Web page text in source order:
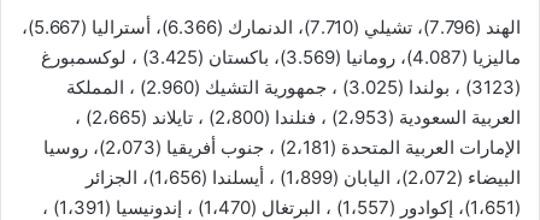
الهند (7.796)، تشيلي (7.710)، الدنمارك (6.366)، أستراليا (5.667)،
ماليزيا (4.087)، رومانيا (3.569)، باكستان (3.425) ، لوكسمبورغ
(3123) ، بولندا (3.025) ، جمهورية التشيك (2.960) ، المملكة
العربية السعودية (2،953) ، فنلندا (2،800) ، تايلاند (2،665) ،
الإمارات العربية المتحدة (2،181) ، جنوب أفريقيا (2،073)، روسيا
البيضاء (2،072)، اليابان (1،899) ، أيسلندا (1،656)، الجزائر
(1،651)، إكوادور (1،557) ، البرتغال (1،470) ، إندونيسيا (1،391) ،